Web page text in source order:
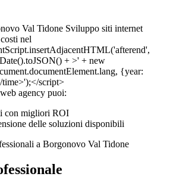
agency puoi:
con migliori ROI
delle soluzioni disponibili
a Borgonovo Val Tidone